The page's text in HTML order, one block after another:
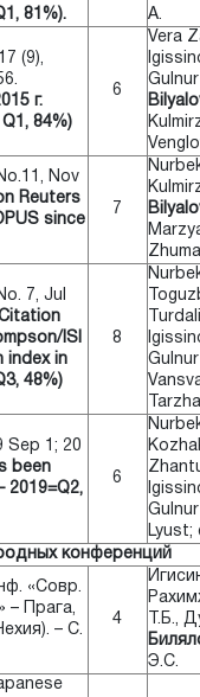
81%).
A.
(9),
г.
84%)
6
Vera
Nov
Reuters
since
7
7, Jul
ISI
index in
48%)
8
Sep 1; 20
been
2019=Q2,
6
Lyust;
конференций
«Совр.
– Прага,
– С.
4
Т.Б.,
Э.С.